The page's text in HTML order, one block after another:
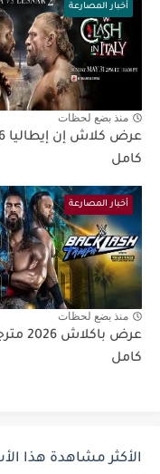
أخبار المصارعة
منذ بضع لحظات
كامل
أخبار المصارعة
منذ بضع لحظات
عرض باكلاش
كامل
الأكثر مشاهدة هذا